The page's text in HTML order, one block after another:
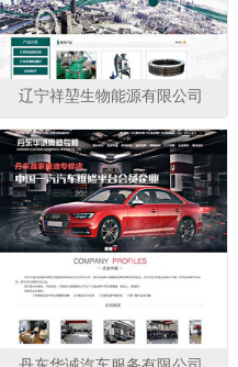
辽宁祥堃生物能源有限公司